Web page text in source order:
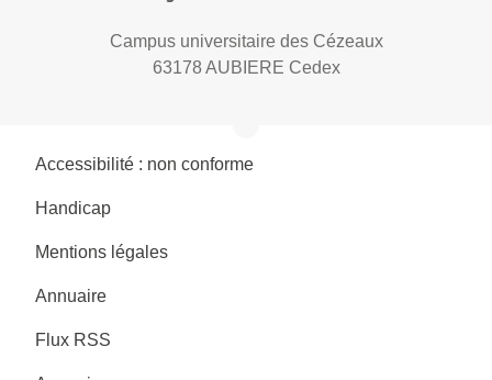
Campus universitaire des Cézeaux
63178 AUBIERE Cedex
Accessibilité : non conforme
Handicap
Mentions légales
Annuaire
Flux RSS